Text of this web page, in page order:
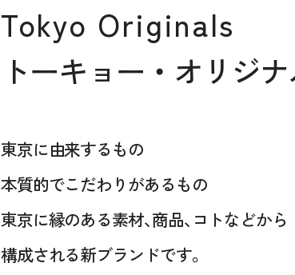
Tokyo Originals
トーキョー ・ オリジ
東京に由来するもの
本質的でこだわりがあるもの
東京に縁のある素材、商品、コトなどから
構成される新ブランドです。